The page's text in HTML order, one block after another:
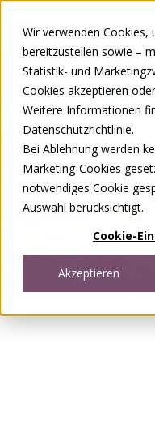
Wir verwenden Cookies,
bereitzustellen sowie –
Statistik- und
Cookies akzeptieren
Weitere Informationen
Datenschutzrichtlinie.
Bei Ablehnung werden
Marketing-Cookies
notwendiges Cookie
Auswahl berücksichtigt.
Cookie-
Akzeptieren
AKTUELLE
DEFR
Open menu